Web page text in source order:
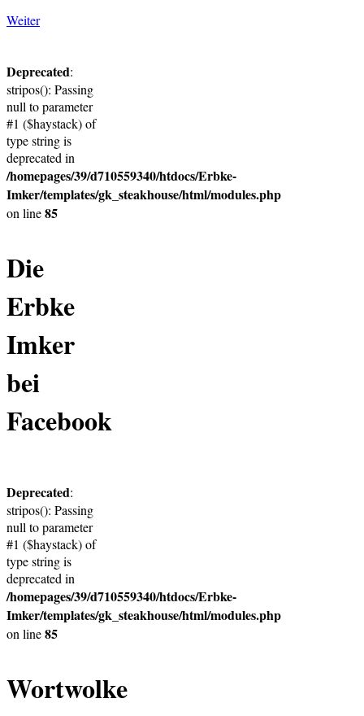
Weiter
Deprecated:
stripos(): Passing
null to parameter
#1 ($haystack) of
type string is
deprecated in
/homepages/39/d710559340/htdocs/Erbke-
Imker/templates/gk_steakhouse/html/modules.php
on line85
Die
Erbke
Imker
bei
Facebook
Deprecated:
stripos(): Passing
null to parameter
#1 ($haystack) of
type string is
deprecated in
/homepages/39/d710559340/htdocs/Erbke-
Imker/templates/gk_steakhouse/html/modules.php
on line85
Wortwolke